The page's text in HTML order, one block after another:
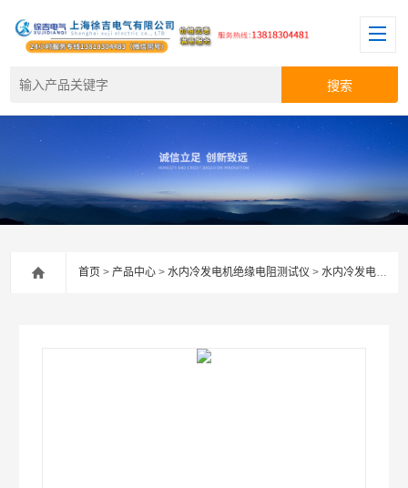
首页 >产品中心 >水内冷发电机绝缘电阻测试仪 >水内冷发电机绝缘电阻测试仪